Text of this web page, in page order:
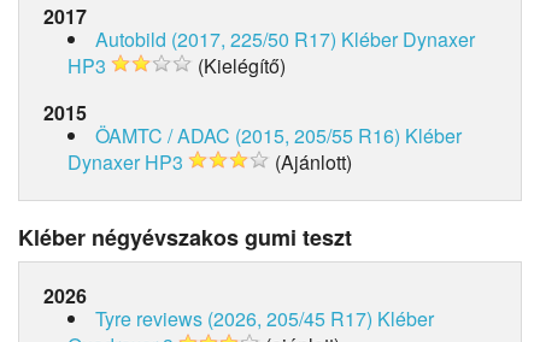
2017
Autobild (2017, 225/50 R17) Kléber Dynaxer
HP3
(Kielégítő)
2015
ÖAMTC / ADAC (2015, 205/55 R16) Kléber
Dynaxer HP3
(Ajánlott)
Kléber négyévszakos gumi teszt
2026
Tyre reviews (2026, 205/45 R17) Kléber